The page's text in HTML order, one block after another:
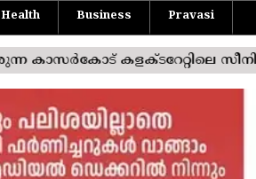
Health Business Pravasi